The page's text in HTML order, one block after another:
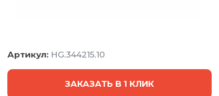
Артикул: HG.344215.10
ЗАКАЗАТЬ В 1 КЛИК